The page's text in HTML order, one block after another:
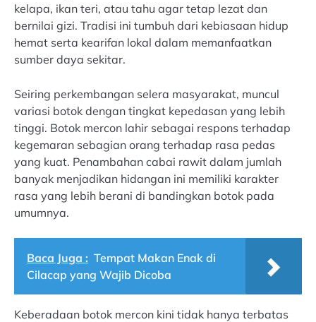
kelapa, ikan teri, atau tahu agar tetap lezat dan
bernilai gizi. Tradisi ini tumbuh dari kebiasaan hidup
hemat serta kearifan lokal dalam memanfaatkan
sumber daya sekitar.
Seiring perkembangan selera masyarakat, muncul
variasi botok dengan tingkat kepedasan yang lebih
tinggi. Botok mercon lahir sebagai respons terhadap
kegemaran sebagian orang terhadap rasa pedas
yang kuat. Penambahan cabai rawit dalam jumlah
banyak menjadikan hidangan ini memiliki karakter
rasa yang lebih berani di bandingkan botok pada
umumnya.
Baca Juga : Tempat Makan Enak di
Cilacap yang Wajib Dicoba
Keberadaan botok mercon kini tidak hanya terbatas